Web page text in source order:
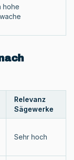
hohe
Relevanz
Sägewerke
Sehr hoch